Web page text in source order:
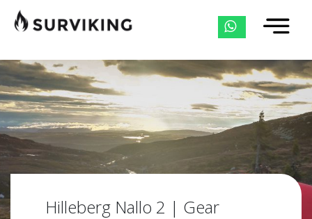
Hilleberg Nallo 2 | Gear